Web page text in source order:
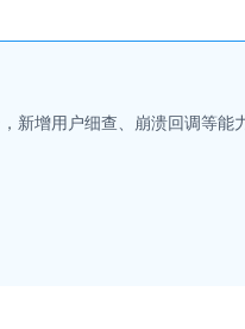
新增用户细查、崩溃回调等能